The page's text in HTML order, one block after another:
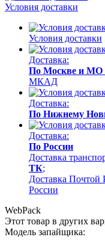
Условия доставки
Условия доставки
Доставка:
По Москве и МО
МКАД
Доставка:
По Нижнему
Доставка:
По России
Доставка
ТК;
Доставка Почтой
России
WebPack
Этот товар в других
Модель запайщика: